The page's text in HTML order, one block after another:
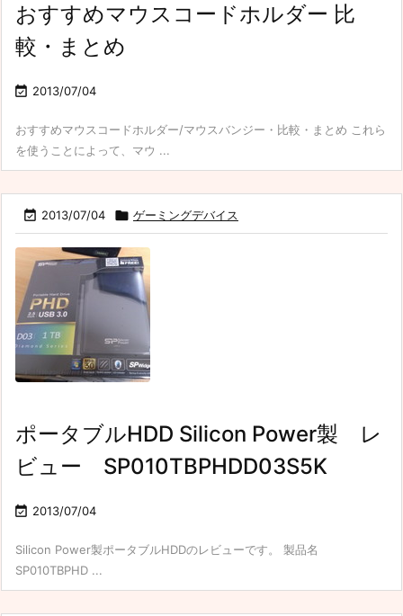
おすすめマウスコードホルダー 比
較・まとめ
 2013/07/04
おすすめマウスコードホルダー/マウスバンジー・比較・まとめ これら
を使うことによって、マウ ...
 2013/07/04  ゲーミングデバイス
ポータブルHDD Silicon Power製 レ
ビュー SP010TBPHDD03S5K
 2013/07/04
Silicon Power製ポータブルHDDのレビューです。 製品名
SP010TBPHD ...